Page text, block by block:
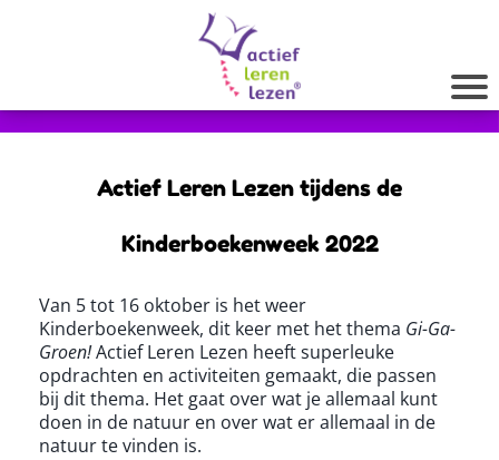
Actief Leren Lezen tijdens de
Kinderboekenweek 2022
Van 5 tot 16 oktober is het weer
Kinderboekenweek, dit keer met het thema Gi-Ga-
Groen!Actief Leren Lezen heeft superleuke
opdrachten en activiteiten gemaakt, die passen
bij dit thema. Het gaat over wat je allemaal kunt
doen in de natuur en over wat er allemaal in de
natuur te vinden is.